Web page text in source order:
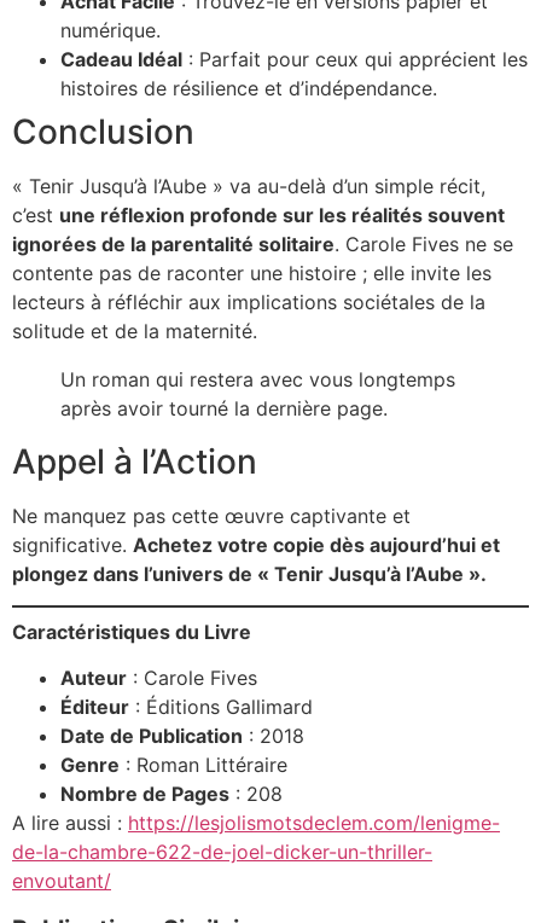
numérique.
Cadeau Idéal : Parfait pour ceux qui apprécient les
histoires de résilience et d’indépendance.
Conclusion
« Tenir Jusqu’à l’Aube » va au-delà d’un simple récit,
c’est une réflexion profonde sur les réalités souvent
ignorées de la parentalité solitaire. Carole Fives ne se
contente pas de raconter une histoire ; elle invite les
lecteurs à réfléchir aux implications sociétales de la
solitude et de la maternité.
Un roman qui restera avec vous longtemps
après avoir tourné la dernière page.
Appel à l’Action
Ne manquez pas cette œuvre captivante et
significative. Achetez votre copie dès aujourd’hui et
plongez dans l’univers de « Tenir Jusqu’à l’Aube ».
Caractéristiques du Livre
Auteur : Carole Fives
Éditeur : Éditions Gallimard
Date de Publication : 2018
Genre : Roman Littéraire
Nombre de Pages : 208
A lire aussi : https://lesjolismotsdeclem.com/lenigme-
de-la-chambre-622-de-joel-dicker-un-thriller-
envoutant/